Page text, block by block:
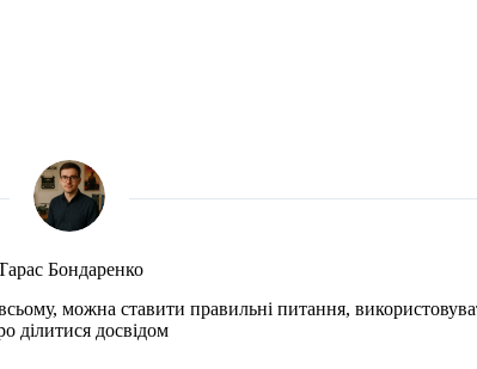
Бондаренко
можна ставити правильні питання,
ділитися досвідом